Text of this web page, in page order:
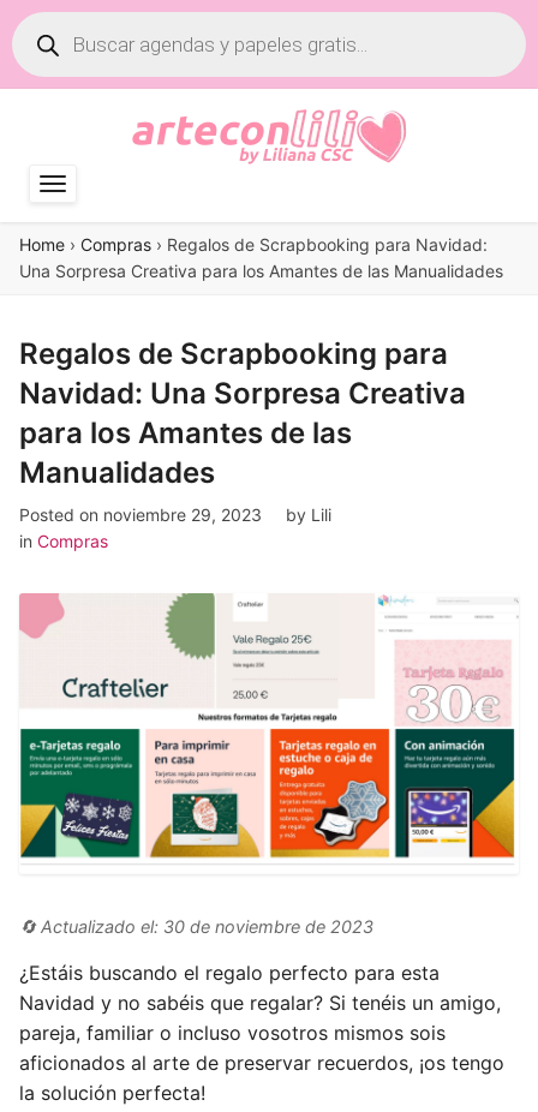
Búsqueda
de
productos
Home › Compras › Regalos de Scrapbooking para Navidad:
Una Sorpresa Creativa para los Amantes de las Manualidades
Regalos de Scrapbooking para
Navidad: Una Sorpresa Creativa
para los Amantes de las
Manualidades
Posted on noviembre 29, 2023 by Lili
in Compras
🔄 Actualizado el: 30 de noviembre de 2023
¿Estáis buscando el regalo perfecto para esta
Navidad y no sabéis que regalar? Si tenéis un amigo,
pareja, familiar o incluso vosotros mismos sois
aficionados al arte de preservar recuerdos, ¡os tengo
la solución perfecta!